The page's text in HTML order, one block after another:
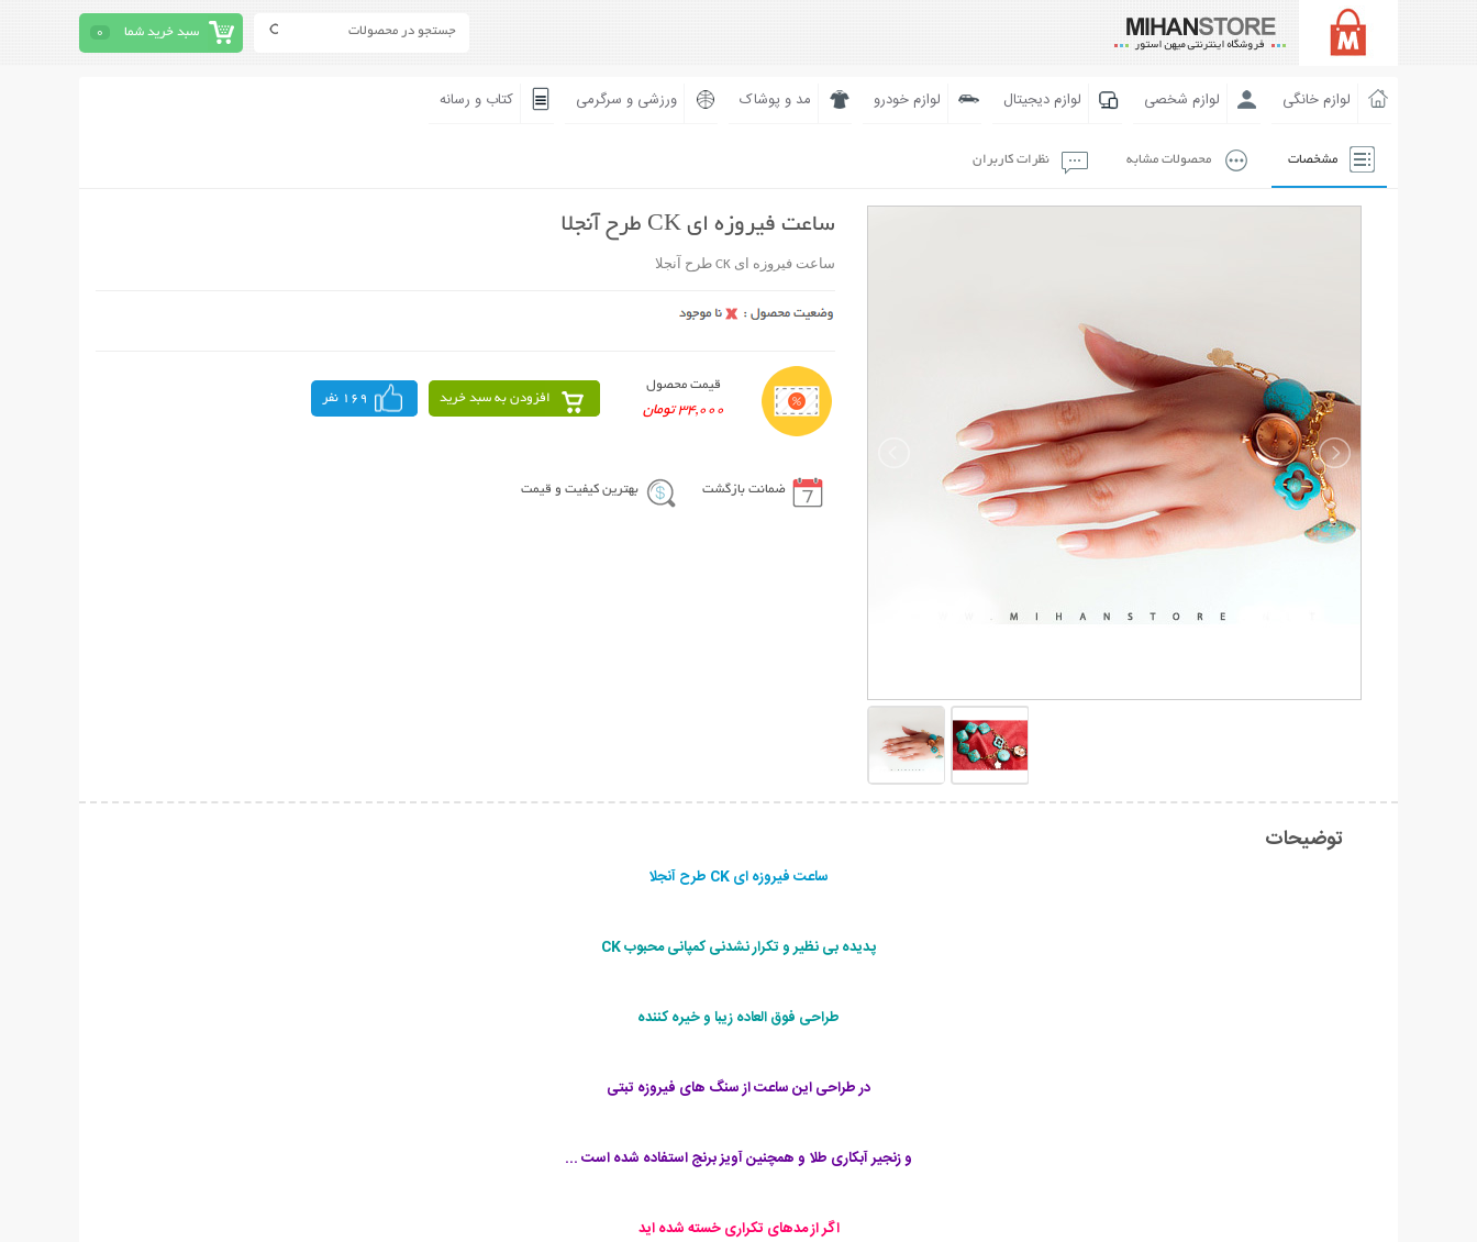
سبد خرید شما 0
لوازم خانگی لوازم شخصی لوازم دیجیتال لوازم خودرو مد و پوشاک ورزشی و سرگرمی کتاب و رسانه
مشخصات محصولات مشابه نظرات کاربران
ساعت فیروزه ای CK طرح آنجلا
ساعت فیروزه ای CK طرح آنجلا
قیمت محصول
34,000 تومان
افزودن به سبد خرید 169 نفر
ضمانت بازگشت بهترین کیفیت و قیمت
توضیحات
ساعت فیروزه ای CK طرح آنجلا
پدیده بی نظیر و تکرار نشدنی کمپانی محبوب CK
طراحی فوق العاده زیبا و خیره کننده
در طراحی این ساعت از سنگ های فیروزه تبتی
و زنجیر آبکاری طلا و همچنین آویز برنج استفاده شده است ...
اگر از مدهای تکراری خسته شده اید